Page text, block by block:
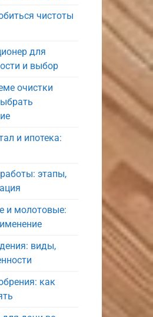
чистоты
для
и выбор
очистки
и ипотека:
этапы,
и молотовые:
виды,
как